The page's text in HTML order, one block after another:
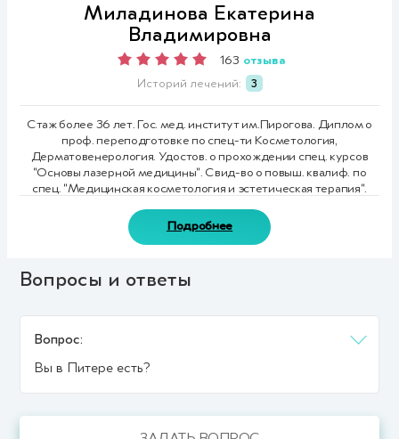
Миладинова Екатерина
Владимировна
163 отзыва
Историй лечений: 3
Стаж более 36 лет. Гос. мед. институт им.Пирогова. Диплом о
проф. переподготовке по спец-ти Косметология,
Дерматовенерология. Удостов. о прохождении спец. курсов
"Основы лазерной медицины". Свид-во о повыш. квалиф. по
спец. "Медицинская косметология и эстетическая терапия".
Подробнее
Вопросы и ответы
Вопрос:
Вы в Питере есть?